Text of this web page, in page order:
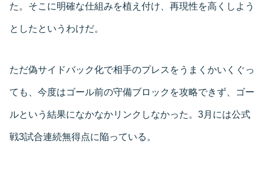
た。そこに明確な仕組みを植え付け、再現性を高くしよう
としたというわけだ。
ただ偽サイドバック化で相手のプレスをうまくかいくぐっ
ても、今度はゴール前の守備ブロックを攻略できず、ゴー
ルという結果になかなかリンクしなかった。3月には公式
戦3試合連続無得点に陥っている。